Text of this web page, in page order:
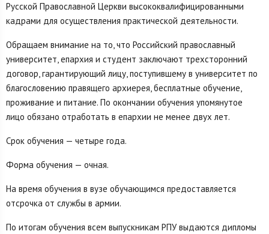
Русской Православной Церкви высококвалифицированными
кадрами для осуществления практической деятельности.
Обращаем внимание на то, что Российский православный
университет, епархия и студент заключают трехсторонний
договор, гарантирующий лицу, поступившему в университет по
благословению правящего архиерея, бесплатные обучение,
проживание и питание. По окончании обучения упомянутое
лицо обязано отработать в епархии не менее двух лет.
Срок обучения — четыре года.
Форма обучения — очная.
На время обучения в вузе обучающимся предоставляется
отсрочка от службы в армии.
По итогам обучения всем выпускникам РПУ выдаются дипломы